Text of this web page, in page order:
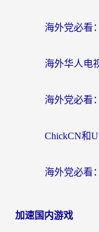
加速国内游戏